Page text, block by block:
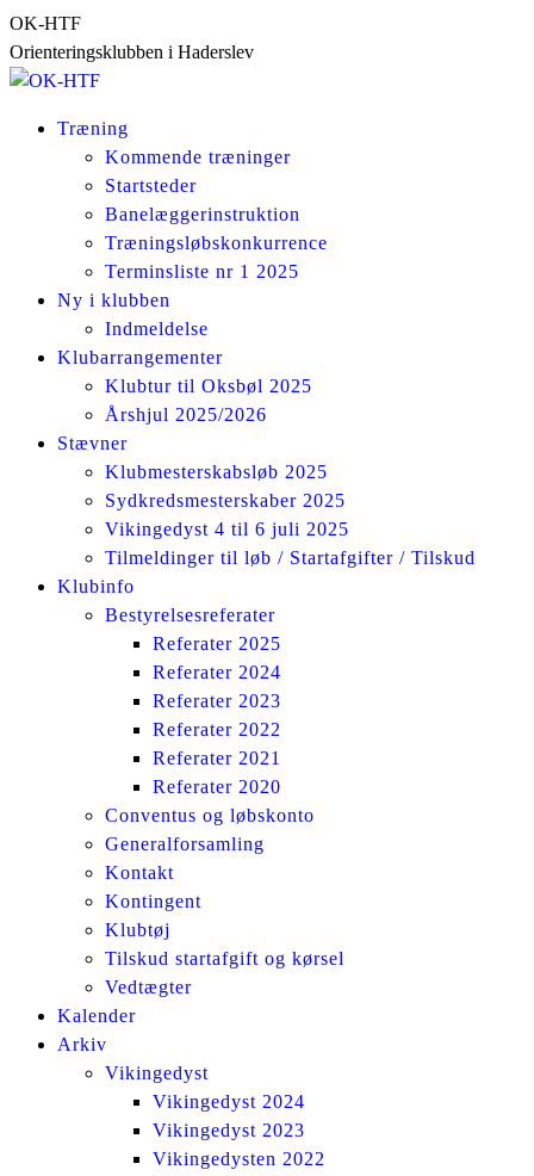
Skip
to
content
OK-HTF
Orienteringsklubben i Haderslev
Træning
Kommende træninger
Startsteder
Banelæggerinstruktion
Træningsløbskonkurrence
Terminsliste nr 1 2025
Ny i klubben
Indmeldelse
Klubarrangementer
Klubtur til Oksbøl 2025
Årshjul 2025/2026
Stævner
Klubmesterskabsløb 2025
Sydkredsmesterskaber 2025
Vikingedyst 4 til 6 juli 2025
Tilmeldinger til løb / Startafgifter / Tilskud
Klubinfo
Bestyrelsesreferater
Referater 2025
Referater 2024
Referater 2023
Referater 2022
Referater 2021
Referater 2020
Conventus og løbskonto
Generalforsamling
Kontakt
Kontingent
Klubtøj
Tilskud startafgift og kørsel
Vedtægter
Kalender
Arkiv
Vikingedyst
Vikingedyst 2024
Vikingedyst 2023
Vikingedysten 2022